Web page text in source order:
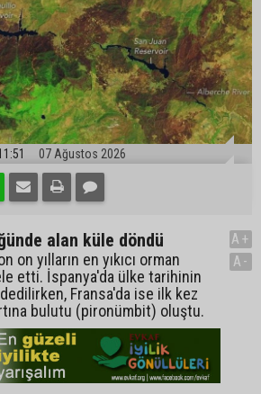
07 Ağustos 2026
alan küle döndü
on yılların en yıkıcı orman
etti. İspanya'da ülke tarihinin
Fransa'da ise ilk kez
bulutu (pironümbit) oluştu.
A+
A-